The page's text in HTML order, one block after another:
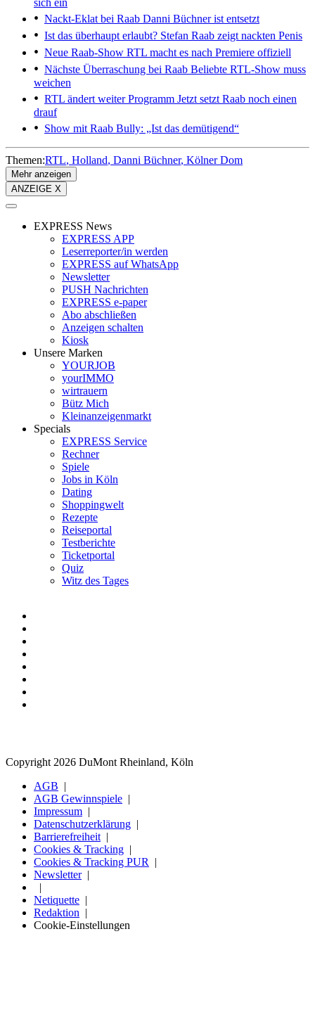
sich ein
Nackt-Eklat bei Raab Danni Büchner ist entsetzt
Ist das überhaupt erlaubt? Stefan Raab zeigt nackten Penis
Neue Raab-Show RTL macht es nach Premiere offiziell
Nächste Überraschung bei Raab Beliebte RTL-Show muss
weichen
RTL ändert weiter Programm Jetzt setzt Raab noch einen
drauf
Show mit Raab Bully: „Ist das demütigend“
Themen:RTL Holland Danni Büchner Kölner Dom
Mehr anzeigen
ANZEIGE X
EXPRESS News
EXPRESS APP
Leserreporter/in werden
EXPRESS auf WhatsApp
Newsletter
PUSH Nachrichten
EXPRESS e-paper
Abo abschließen
Anzeigen schalten
Kiosk
Unsere Marken
YOURJOB
yourIMMO
wirtrauern
Bütz Mich
Kleinanzeigenmarkt
Specials
EXPRESS Service
Rechner
Spiele
Jobs in Köln
Dating
Shoppingwelt
Rezepte
Reiseportal
Testberichte
Ticketportal
Quiz
Witz des Tages
Copyright 2026 DuMont Rheinland, Köln
AGB
AGB Gewinnspiele
Impressum
Datenschutzerklärung
Barrierefreiheit
Cookies & Tracking
Cookies & Tracking PUR
Newsletter
Netiquette
Redaktion
Cookie-Einstellungen